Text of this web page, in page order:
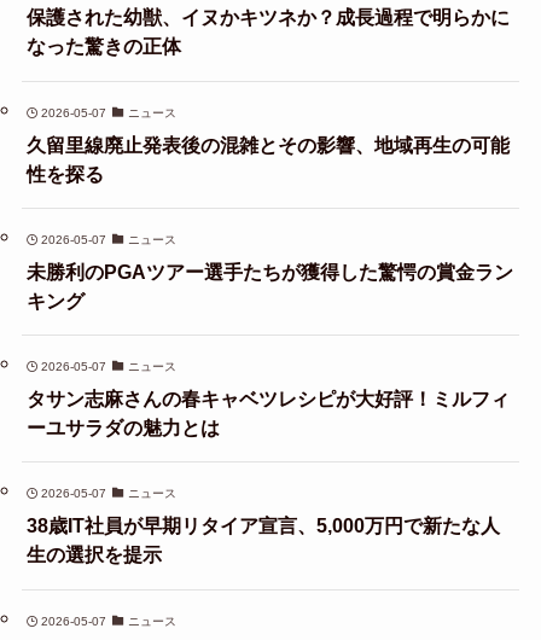
保護された幼獣、イヌかキツネか？成長過程で明らかに
なった驚きの正体
2026-05-07 ニュース
久留里線廃止発表後の混雑とその影響、地域再生の可能
性を探る
2026-05-07 ニュース
未勝利のPGAツアー選手たちが獲得した驚愕の賞金ラン
キング
2026-05-07 ニュース
タサン志麻さんの春キャベツレシピが大好評！ミルフィ
ーユサラダの魅力とは
2026-05-07 ニュース
38歳IT社員が早期リタイア宣言、5,000万円で新たな人
生の選択を提示
2026-05-07 ニュース